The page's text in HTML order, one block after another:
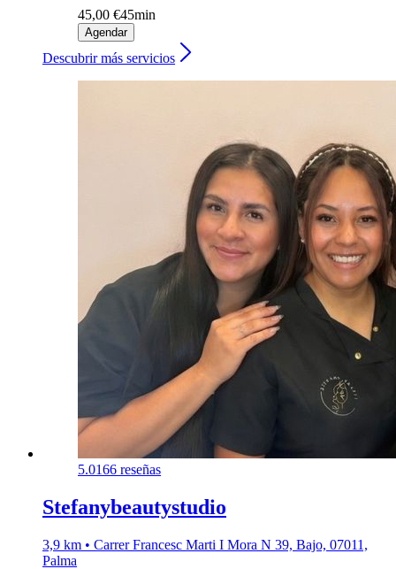
45,00 €45min
Agendar
Descubrir más servicios
5.0166 reseñas
Stefanybeautystudio
3,9 km • Carrer Francesc Marti I Mora N 39, Bajo, 07011,
Palma